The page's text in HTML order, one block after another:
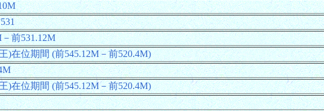
前531.12M
)在位期間 (前545.12M－前520.4M)
)在位期間 (前545.12M－前520.4M)